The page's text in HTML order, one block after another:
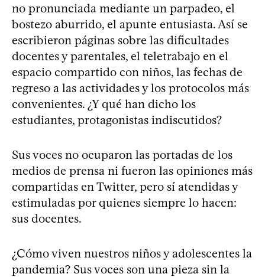
no pronunciada mediante un parpadeo, el
bostezo aburrido, el apunte entusiasta. Así se
escribieron páginas sobre las dificultades
docentes y parentales, el teletrabajo en el
espacio compartido con niños, las fechas de
regreso a las actividades y los protocolos más
convenientes. ¿Y qué han dicho los
estudiantes, protagonistas indiscutidos?
Sus voces no ocuparon las portadas de los
medios de prensa ni fueron las opiniones más
compartidas en Twitter, pero sí atendidas y
estimuladas por quienes siempre lo hacen:
sus docentes.
¿Cómo viven nuestros niños y adolescentes la
pandemia? Sus voces son una pieza sin la